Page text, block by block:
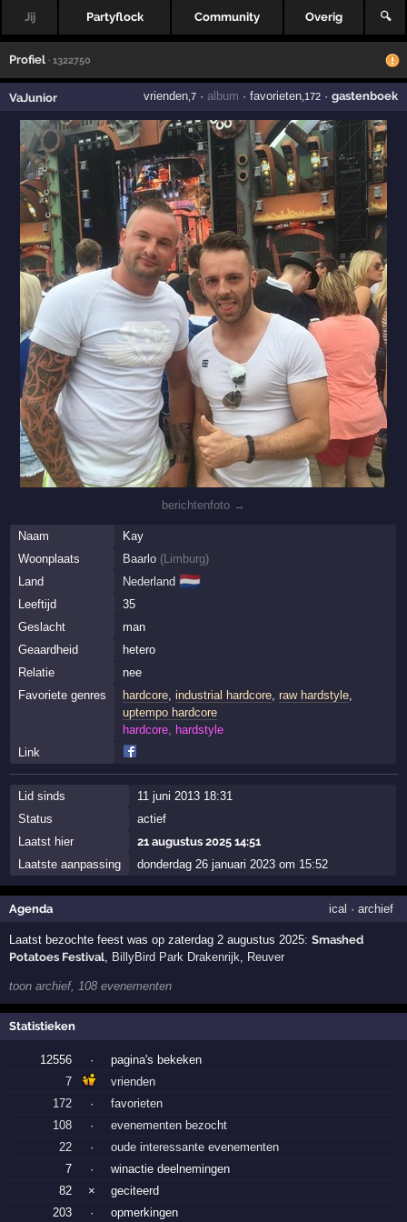
Jij Partyflock Community Overig 🔍
Profiel · 1322750
VaJunior vrienden,7· album · favorieten,172· gastenboek
berichtenfoto →
Naam
Kay
Woonplaats
Baarlo (Limburg)
Land
Nederland 🇳🇱
Leeftijd
35
Geslacht
man
Geaardheid
hetero
Relatie
nee
Favoriete genres
hardcore, industrial hardcore, raw hardstyle,
uptempo hardcore
hardcore, hardstyle
Link
Lid sinds
11 juni 2013 18:31
Status
actief
Laatst hier
21 augustus 2025 14:51
Laatste aanpassing
donderdag 26 januari 2023 om 15:52
Agenda ical · archief
Laatst bezochte feest was op zaterdag 2 augustus 2025:Smashed
Potatoes Festival, BillyBird Park Drakenrijk, Reuver
toon archief, 108 evenementen
Statistieken
12556 ·
pagina's bekeken
7
vrienden
172
·
favorieten
108
·
evenementen bezocht
22
·
oude interessante evenementen
7
·
winactie deelnemingen
82
×
geciteerd
203
· opmerkingen